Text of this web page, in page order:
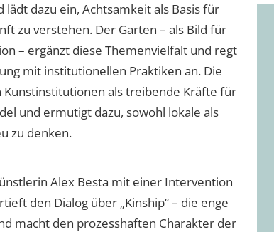
dazu ein, Achtsamkeit als Basis für
zu verstehen. Der Garten – als Bild für
– ergänzt diese Themenvielfalt und regt
mit institutionellen Praktiken an. Die
als treibende Kräfte für
und ermutigt dazu, sowohl lokale als
zu denken.
Alex Besta mit einer Intervention
den Dialog über „Kinship“ – die enge
macht den prozesshaften Charakter der